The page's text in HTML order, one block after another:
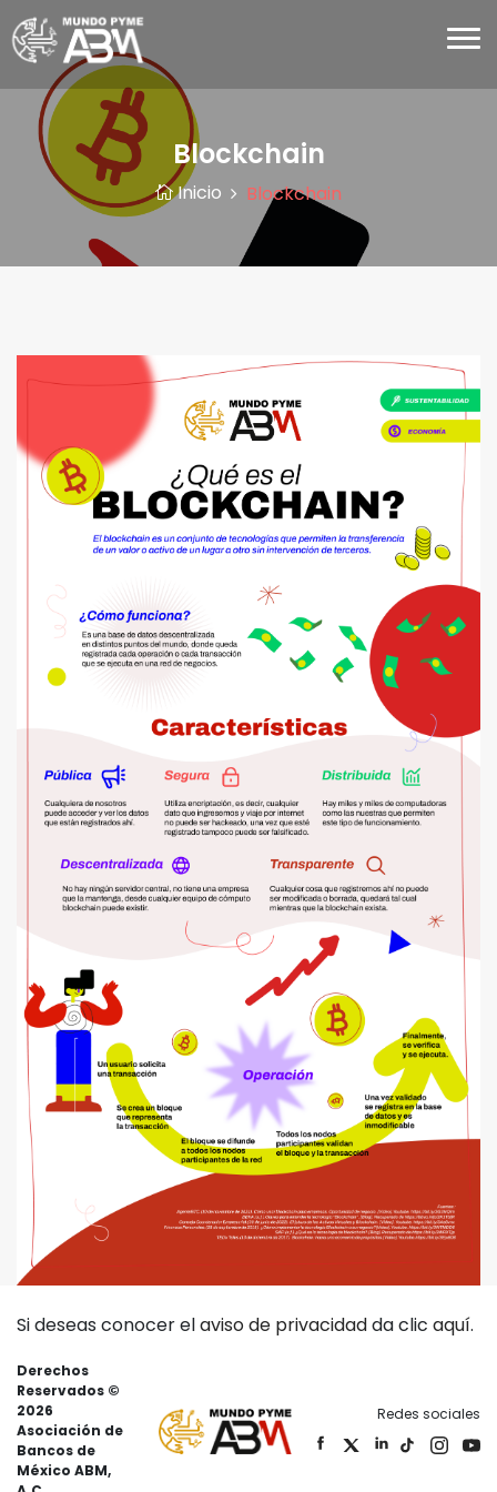
Blockchain
Inicio Blockchain
Si deseas conocer elaviso de privacidadda clic aquí.
Derechos
Reservados ©
2026
Asociación de
Bancos de
México ABM,
Redes sociales